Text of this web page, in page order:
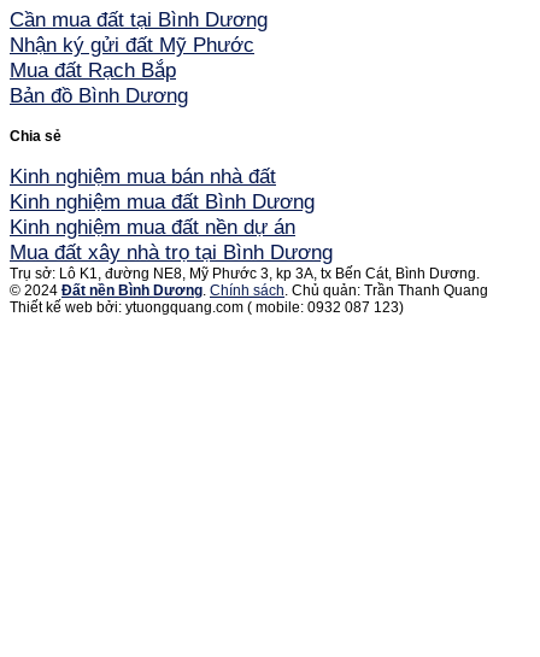
Cần mua đất tại Bình Dương
Nhận ký gửi đất Mỹ Phước
Mua đất Rạch Bắp
Bản đồ Bình Dương
Chia sẻ
Kinh nghiệm mua bán nhà đất
Kinh nghiệm mua đất Bình Dương
Kinh nghiệm mua đất nền dự án
Mua đất xây nhà trọ tại Bình Dương
Trụ sở: Lô K1, đường NE8, Mỹ Phước 3, kp 3A, tx Bến Cát, Bình Dương.
© 2024 Đất nền Bình Dương Chính sách . Chủ quản: Trần Thanh Quang
Thiết kế web bởi: ytuongquang.com ( mobile: 0932 087 123)